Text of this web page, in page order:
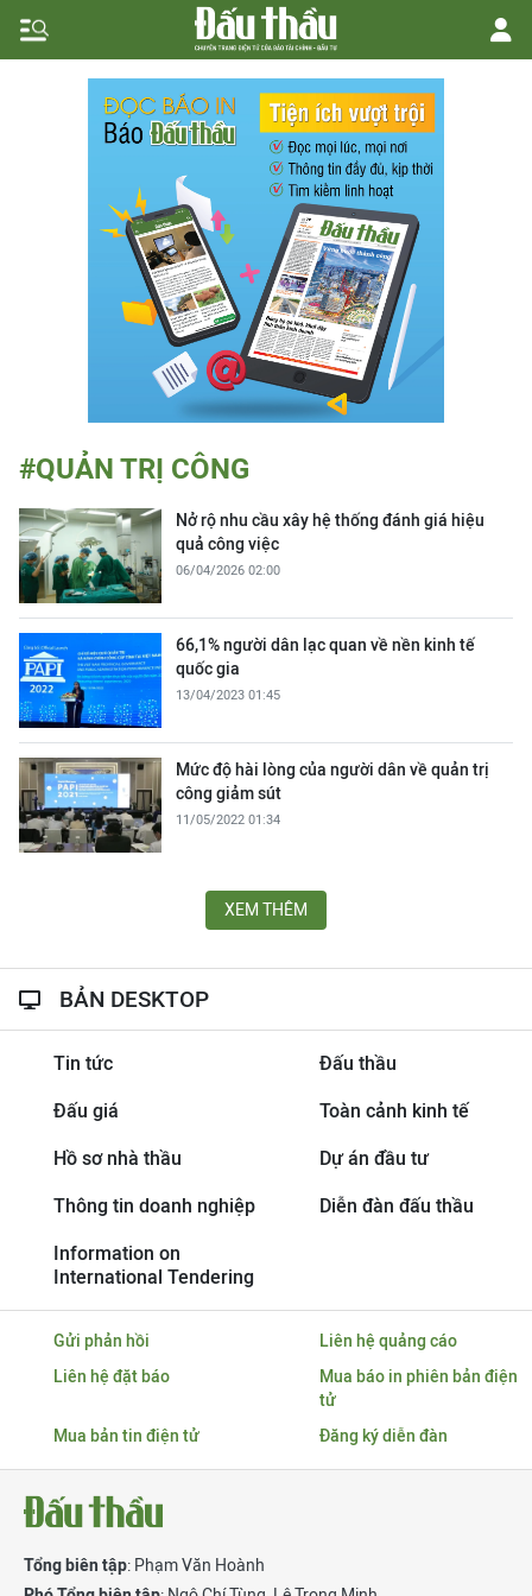
#QUẢN TRỊ CÔNG
Nở rộ nhu cầu xây hệ thống đánh giá hiệu
quả công việc
06/04/2026 02:00
66,1% người dân lạc quan về nền kinh tế
quốc gia
13/04/2023 01:45
Mức độ hài lòng của người dân về quản trị
công giảm sút
11/05/2022 01:34
XEM THÊM
BẢN DESKTOP
Tin tức Đấu thầu
Đấu giá Toàn cảnh kinh tế
Hồ sơ nhà thầu Dự án đầu tư
Thông tin doanh nghiệp Diễn đàn đấu thầu
Information on
International Tendering
Gửi phản hồi
Liên hệ quảng cáo
Liên hệ đặt báo
Mua báo in phiên bản điện
tử
Mua bản tin điện tử
Đăng ký diễn đàn
Tổng biên tập: Phạm Văn Hoành